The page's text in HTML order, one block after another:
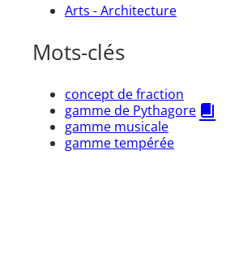
Arts - Architecture
Mots-clés
concept de fraction
gamme de Pythagore
gamme musicale
gamme tempérée